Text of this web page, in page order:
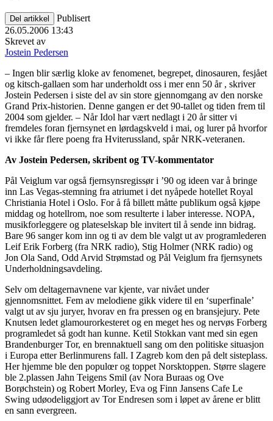
Del artikkel
Publisert
26.05.2006 13:43
Skrevet av
Jostein Pedersen
– Ingen blir særlig kloke av fenomenet, begrepet, dinosauren, fesjået
og kitsch-gallaen som har underholdt oss i mer enn 50 år , skriver
Jostein Pedersen i siste del av sin store gjennomgang av den norske
Grand Prix-historien. Denne gangen er det 90-tallet og tiden frem til
2004 som gjelder. – Når Idol har vært nedlagt i 20 år sitter vi
fremdeles foran fjernsynet en lørdagskveld i mai, og lurer på hvorfor
vi ikke får flere poeng fra Hviterussland, spår NRK-veteranen.
Av Jostein Pedersen, skribent og TV-kommentator
Pål Veiglum var også fjernsynsregissør i ’90 og ideen var å bringe
inn Las Vegas-stemning fra atriumet i det nyåpede hotellet Royal
Christiania Hotel i Oslo. For å få billett måtte publikum også kjøpe
middag og hotellrom, noe som resulterte i laber interesse. NOPA,
musikforleggere og plateselskap ble invitert til å sende inn bidrag.
Bare 96 sanger kom inn og ti av dem ble valgt ut av programlederen
Leif Erik Forberg (fra NRK radio), Stig Holmer (NRK radio) og
Jon Ola Sand, Odd Arvid Strømstad og Pål Veiglum fra fjernsynets
Underholdningsavdeling.
Selv om deltagernavnene var kjente, var nivået under
gjennomsnittet. Fem av melodiene gikk videre til en ‘superfinale’
valgt ut av sju juryer, hvorav en fra pressen og en bransjejury. Pete
Knutsen ledet glamourorkesteret og en meget hes og nervøs Forberg
programledet så godt han kunne. Ketil Stokkan vant med sin egen
Brandenburger Tor, en brennaktuell sang om den politiske situasjon
i Europa etter Berlinmurens fall. I Zagreb kom den på delt sisteplass.
Her hjemme ble den populœr og toppet Norsktoppen. Større slagere
ble 2.plassen Jahn Teigens Smil (av Nora Buraas og Ove
Borøchstein) og Robert Morley, Eva og Finn Jansens Cafe Le
Swing udøodeliggjort av Tor Endresen som i løpet av årene er blitt
en sann evergreen.